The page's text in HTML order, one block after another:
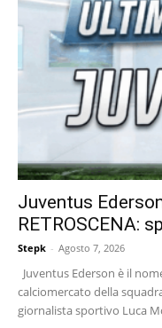
Juventus
RETROSCENA:
Stepk - Agosto 7, 2026
Juventus Ederson è il
calciomercato della
giornalista sportivo Luca